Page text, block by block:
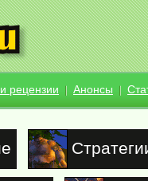
рецензии Анонсы